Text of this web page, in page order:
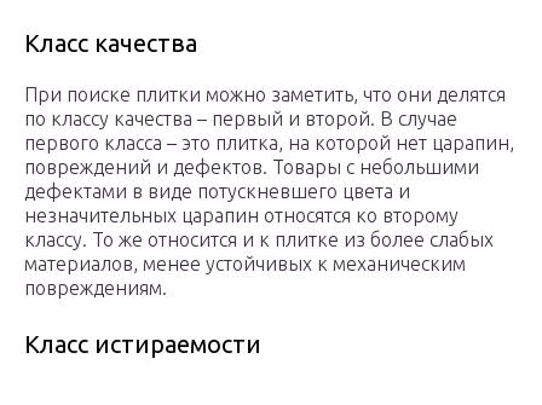
Класс качества
При поиске плитки можно заметить, что они делятся
по классу качества – первый и второй. В случае
первого класса – это плитка, на которой нет царапин,
повреждений и дефектов. Товары с небольшими
дефектами в виде потускневшего цвета и
незначительных царапин относятся ко второму
классу. То же относится и к плитке из более слабых
материалов, менее устойчивых к механическим
повреждениям.
Класс истираемости